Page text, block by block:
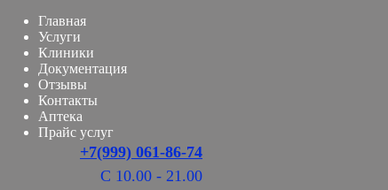
Главная
Услуги
Клиники
Документация
Отзывы
Контакты
Аптека
Прайс услуг
+7(999) 061-86-74
С 10.00 - 21.00